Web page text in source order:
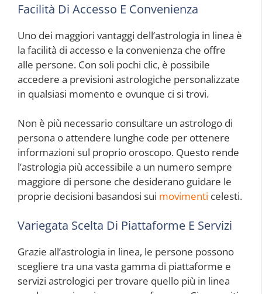
Facilità Di Accesso E Convenienza
Uno dei maggiori vantaggi dell’astrologia in linea è
la facilità di accesso e la convenienza che offre
alle persone. Con soli pochi clic, è possibile
accedere a previsioni astrologiche personalizzate
in qualsiasi momento e ovunque ci si trovi.
Non è più necessario consultare un astrologo di
persona o attendere lunghe code per ottenere
informazioni sul proprio oroscopo. Questo rende
l’astrologia più accessibile a un numero sempre
maggiore di persone che desiderano guidare le
proprie decisioni basandosi sui movimenti celesti.
Variegata Scelta Di Piattaforme E Servizi
Grazie all’astrologia in linea, le persone possono
scegliere tra una vasta gamma di piattaforme e
servizi astrologici per trovare quello più in linea